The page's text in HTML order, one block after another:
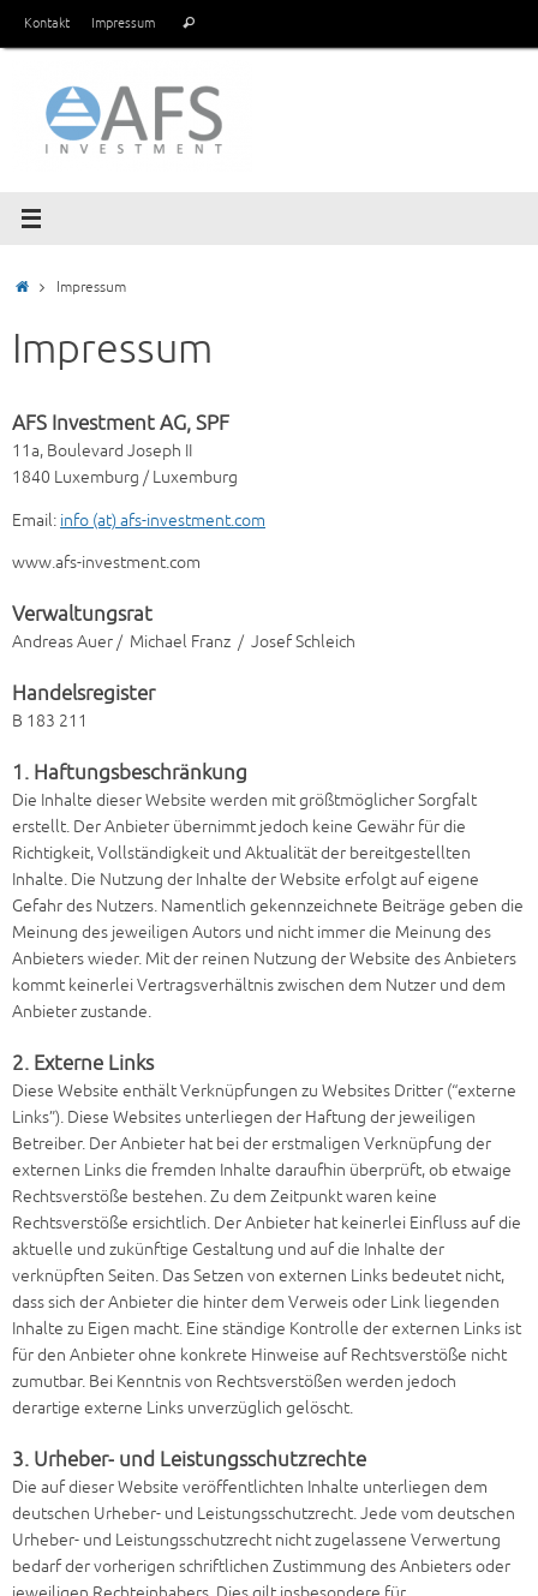
Kontakt Impressum Suchen
StartImpressum
Impressum
AFS Investment AG, SPF
11a, Boulevard Joseph II
1840 Luxemburg / Luxemburg
Email: info (at) afs-investment.com
www.afs-investment.com
Verwaltungsrat
Andreas Auer / Michael Franz / Josef Schleich
Handelsregister
B 183 211
1. Haftungsbeschränkung
Die Inhalte dieser Website werden mit größtmöglicher Sorgfalt
erstellt. Der Anbieter übernimmt jedoch keine Gewähr für die
Richtigkeit, Vollständigkeit und Aktualität der bereitgestellten
Inhalte. Die Nutzung der Inhalte der Website erfolgt auf eigene
Gefahr des Nutzers. Namentlich gekennzeichnete Beiträge geben die
Meinung des jeweiligen Autors und nicht immer die Meinung des
Anbieters wieder. Mit der reinen Nutzung der Website des Anbieters
kommt keinerlei Vertragsverhältnis zwischen dem Nutzer und dem
Anbieter zustande.
2. Externe Links
Diese Website enthält Verknüpfungen zu Websites Dritter (“externe
Links”). Diese Websites unterliegen der Haftung der jeweiligen
Betreiber. Der Anbieter hat bei der erstmaligen Verknüpfung der
externen Links die fremden Inhalte daraufhin überprüft, ob etwaige
Rechtsverstöße bestehen. Zu dem Zeitpunkt waren keine
Rechtsverstöße ersichtlich. Der Anbieter hat keinerlei Einfluss auf die
aktuelle und zukünftige Gestaltung und auf die Inhalte der
verknüpften Seiten. Das Setzen von externen Links bedeutet nicht,
dass sich der Anbieter die hinter dem Verweis oder Link liegenden
Inhalte zu Eigen macht. Eine ständige Kontrolle der externen Links ist
für den Anbieter ohne konkrete Hinweise auf Rechtsverstöße nicht
zumutbar. Bei Kenntnis von Rechtsverstößen werden jedoch
derartige externe Links unverzüglich gelöscht.
3. Urheber- und Leistungsschutzrechte
Die auf dieser Website veröffentlichten Inhalte unterliegen dem
deutschen Urheber- und Leistungsschutzrecht. Jede vom deutschen
Urheber- und Leistungsschutzrecht nicht zugelassene Verwertung
bedarf der vorherigen schriftlichen Zustimmung des Anbieters oder